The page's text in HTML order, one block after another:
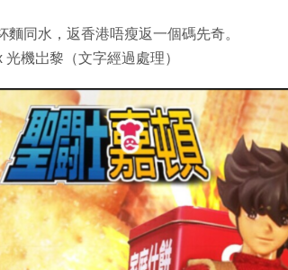
麵同水，返香港唔瘦返一個碼先奇。
機岀黎（文字經過處理）